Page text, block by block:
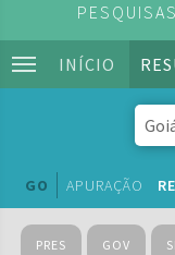
INÍCIO
GO APURAÇÃO
PRES GOV